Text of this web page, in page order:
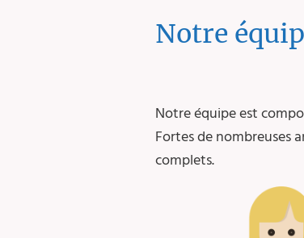
Notre
Notre équipe est
Fortes de nombreuses
complets.